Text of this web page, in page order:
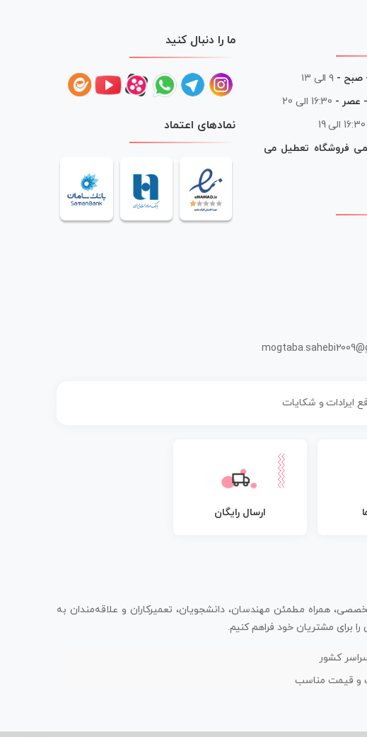
صبح - ۹ الی ۱۳
- عصر - 16:30 الی 20
16:30 الی 19
فروشگاه تعطیل می
ما را دنبال کنید
نمادهای اعتماد
ایرادات و شکایات
ارسال رایگان
همراه مطمئن مهندسان، دانشجویان، تعمیرکاران و علاقه‌مندان به
برای مشتریان خود فراهم کنیم.
کشور
و قیمت مناسب